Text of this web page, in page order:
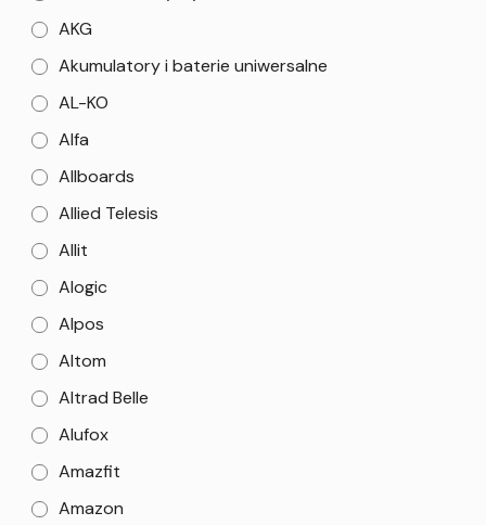
AKG
Akumulatory i baterie uniwersalne
AL-KO
Alfa
Allboards
Allied Telesis
Allit
Alogic
Alpos
Altom
Altrad Belle
Alufox
Amazfit
Amazon